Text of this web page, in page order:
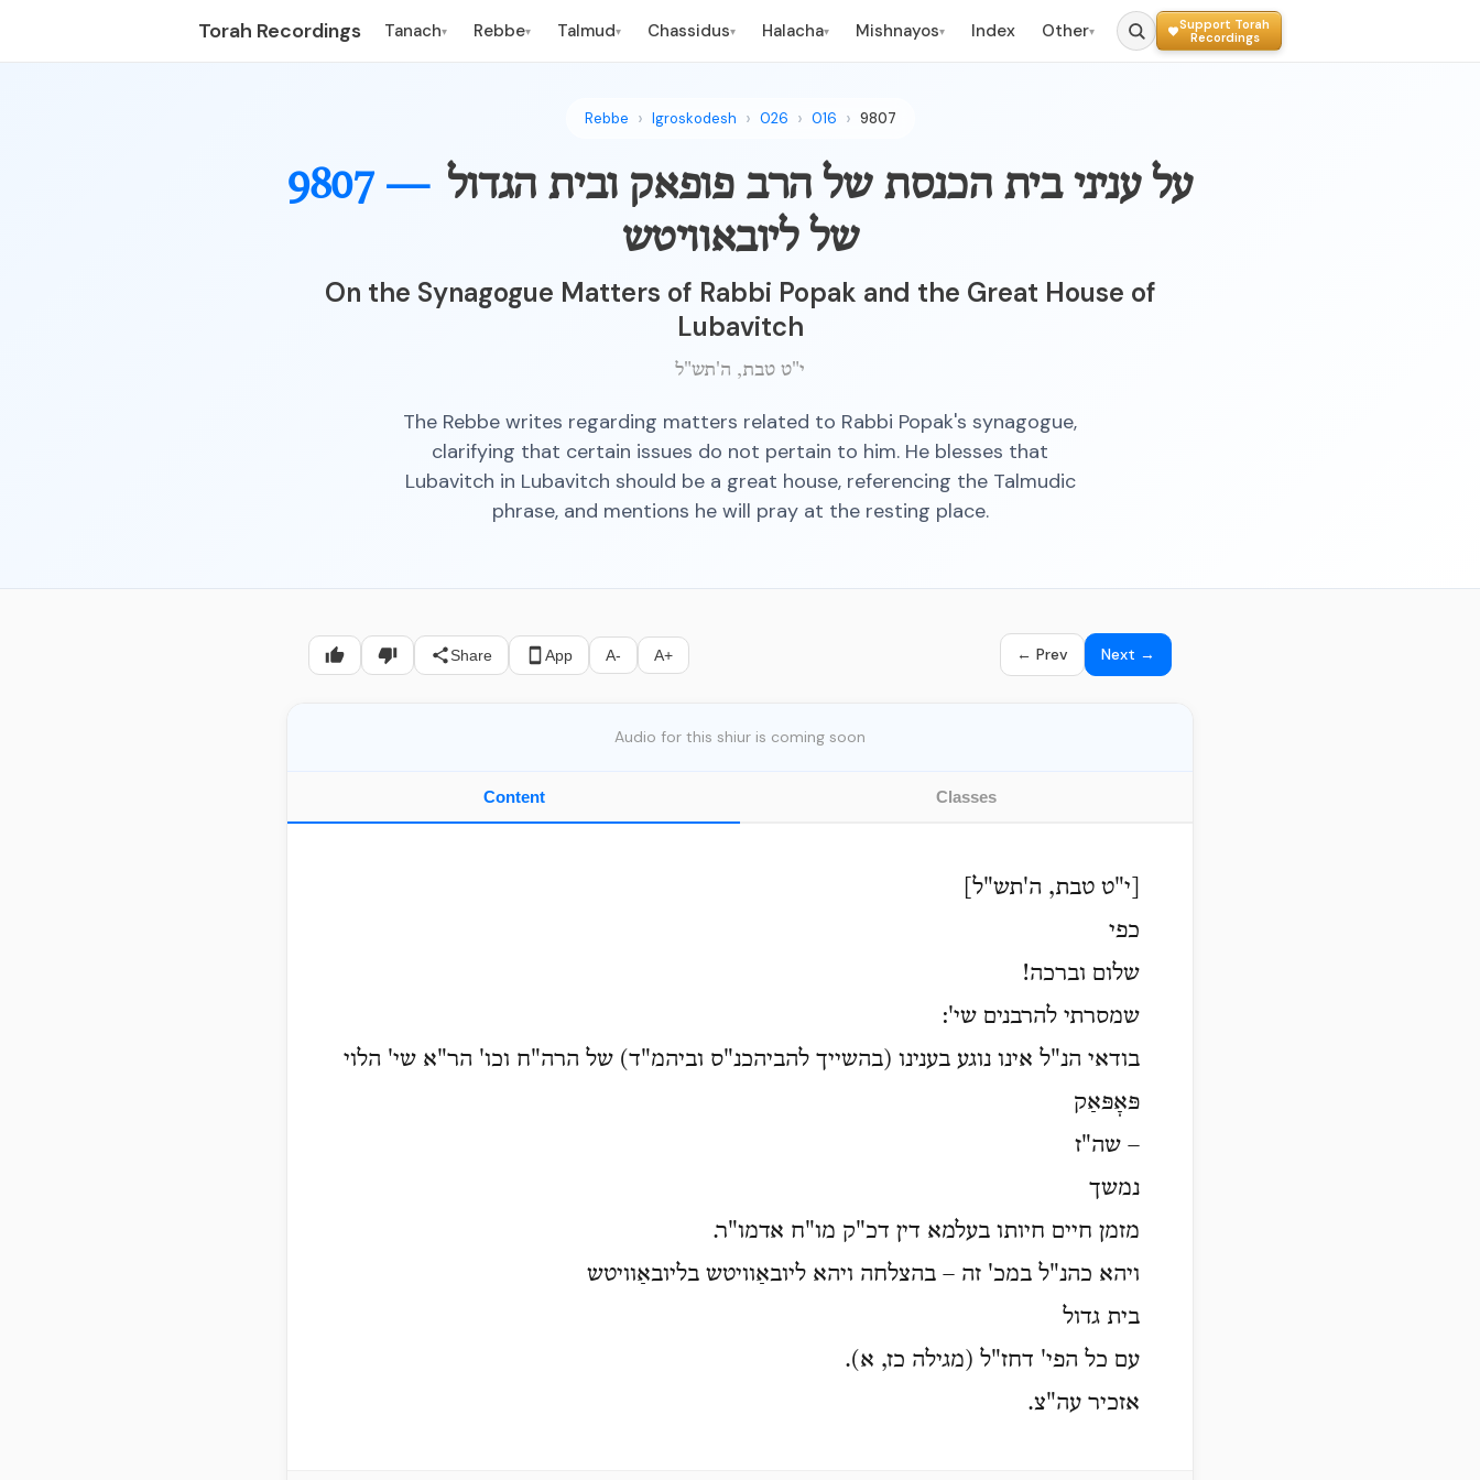
Torah Recordings Tanach▾ Rebbe▾ Talmud▾ Chassidus▾ Halacha▾ Mishnayos▾ Index Other▾
Support Torah
Recordings
Rebbe Igroskodesh 026 016 9807
9807 — על עניני בית הכנסת של הרב פופאק ובית הגדול
של ליובאוויטש
On the Synagogue Matters of Rabbi Popak and the Great House of
Lubavitch
י"ט טבת, ה'תש"ל
The Rebbe writes regarding matters related to Rabbi Popak's synagogue,
clarifying that certain issues do not pertain to him. He blesses that
Lubavitch in Lubavitch should be a great house, referencing the Talmudic
phrase, and mentions he will pray at the resting place.
Share App A- A+ ← Prev Next →
Audio for this shiur is coming soon
Content Classes
[י"ט טבת, ה'תש"ל]
כפי
שלום וברכה!
שמסרתי להרבנים שי':
בודאי הנ"ל אינו נוגע בענינו (בהשייך להביהכנ"ס וביהמ"ד) של הרה"ח וכו' הר"א שי' הלוי
פּאָפּאַק
– שה"ז
נמשך
מזמן חיים חיותו בעלמא דין דכ"ק מו"ח אדמו"ר.
ויהא כהנ"ל במכ' זה – בהצלחה ויהא ליובאַוויטש בליובאַוויטש
בית גדול
עם כל הפי' דחז"ל (מגילה כז, א).
אזכיר עה"צ.